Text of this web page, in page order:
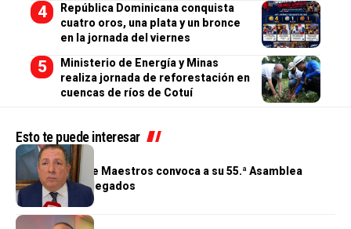
República Dominicana conquista
cuatro oros, una plata y un bronce
en la jornada del viernes
Ministerio de Energía y Minas
realiza jornada de reforestación en
cuencas de ríos de Cotuí
Esto te puede interesar
GENERALES
Cooperativa de Maestros convoca a su 55.ª Asamblea
General de Delegados
GENERALES